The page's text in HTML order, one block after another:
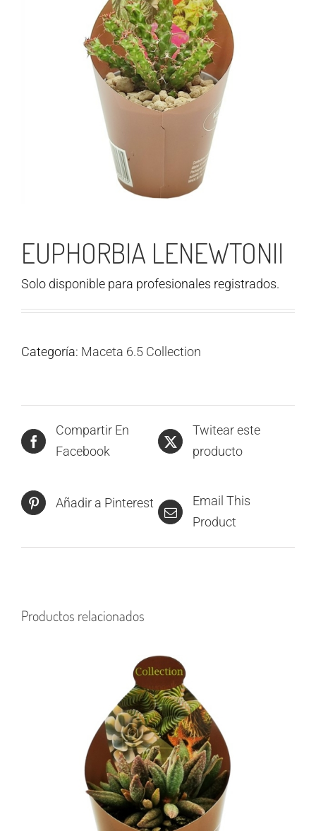
EUPHORBIA LENEWTONII
Solo disponible para profesionales registrados.
Categoría: Maceta 6.5 Collection
Compartir En
Facebook
Twitear este
producto
Añadir a Pinterest
Email This
Product
Productos relacionados